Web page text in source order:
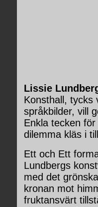
Lissie
Konsthall, tycks
språkbilder, vill
Enkla tecken
dilemma kläs i
Ett och Ett
Lundbergs
med det
kronan mot
fruktansvärt